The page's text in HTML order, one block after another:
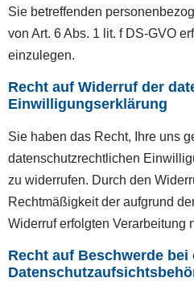
Sie betreffenden
von Art. 6 Abs. 1 lit. f DS-GVO
einzulegen.
Recht auf Widerruf der
Einwilligungserklärung
Sie haben das Recht, Ihre uns
datenschutzrechtlichen
zu widerrufen. Durch den
Rechtmäßigkeit der aufgrund
Widerruf erfolgten Verarbeitung
Recht auf Beschwerde bei